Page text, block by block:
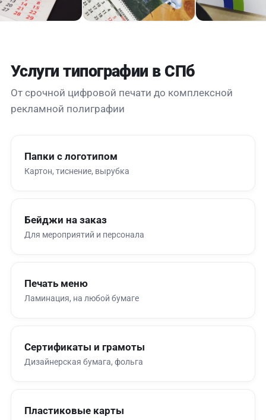
Услуги типографии в СПб
От срочной цифровой печати до комплексной
рекламной полиграфии
Папки с логотипом
Картон, тиснение, вырубка
Бейджи на заказ
Для мероприятий и персонала
Печать меню
Ламинация, на любой бумаге
Сертификаты и грамоты
Дизайнерская бумага, фольга
Пластиковые карты